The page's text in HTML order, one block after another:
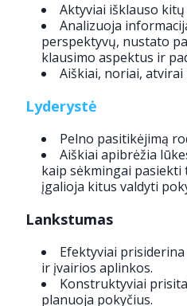
Aktyviai išklauso
Analizuoja
perspektyvų, nustato
klausimo aspektus ir
Aiškiai, noriai,
Lyderystė
Pelno pasitikėjimą
Aiškiai apibrėžia
kaip sėkmingai pasiekti
įgalioja kitus valdyti
Lankstumas
Efektyviai
ir įvairios aplinkos.
Konstruktyviai
planuoja pokyčius.